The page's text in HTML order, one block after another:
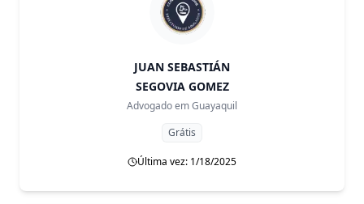
JUAN SEBASTIÁN
SEGOVIA GOMEZ
Advogado emGuayaquil
Grátis
Última vez: 1/18/2025